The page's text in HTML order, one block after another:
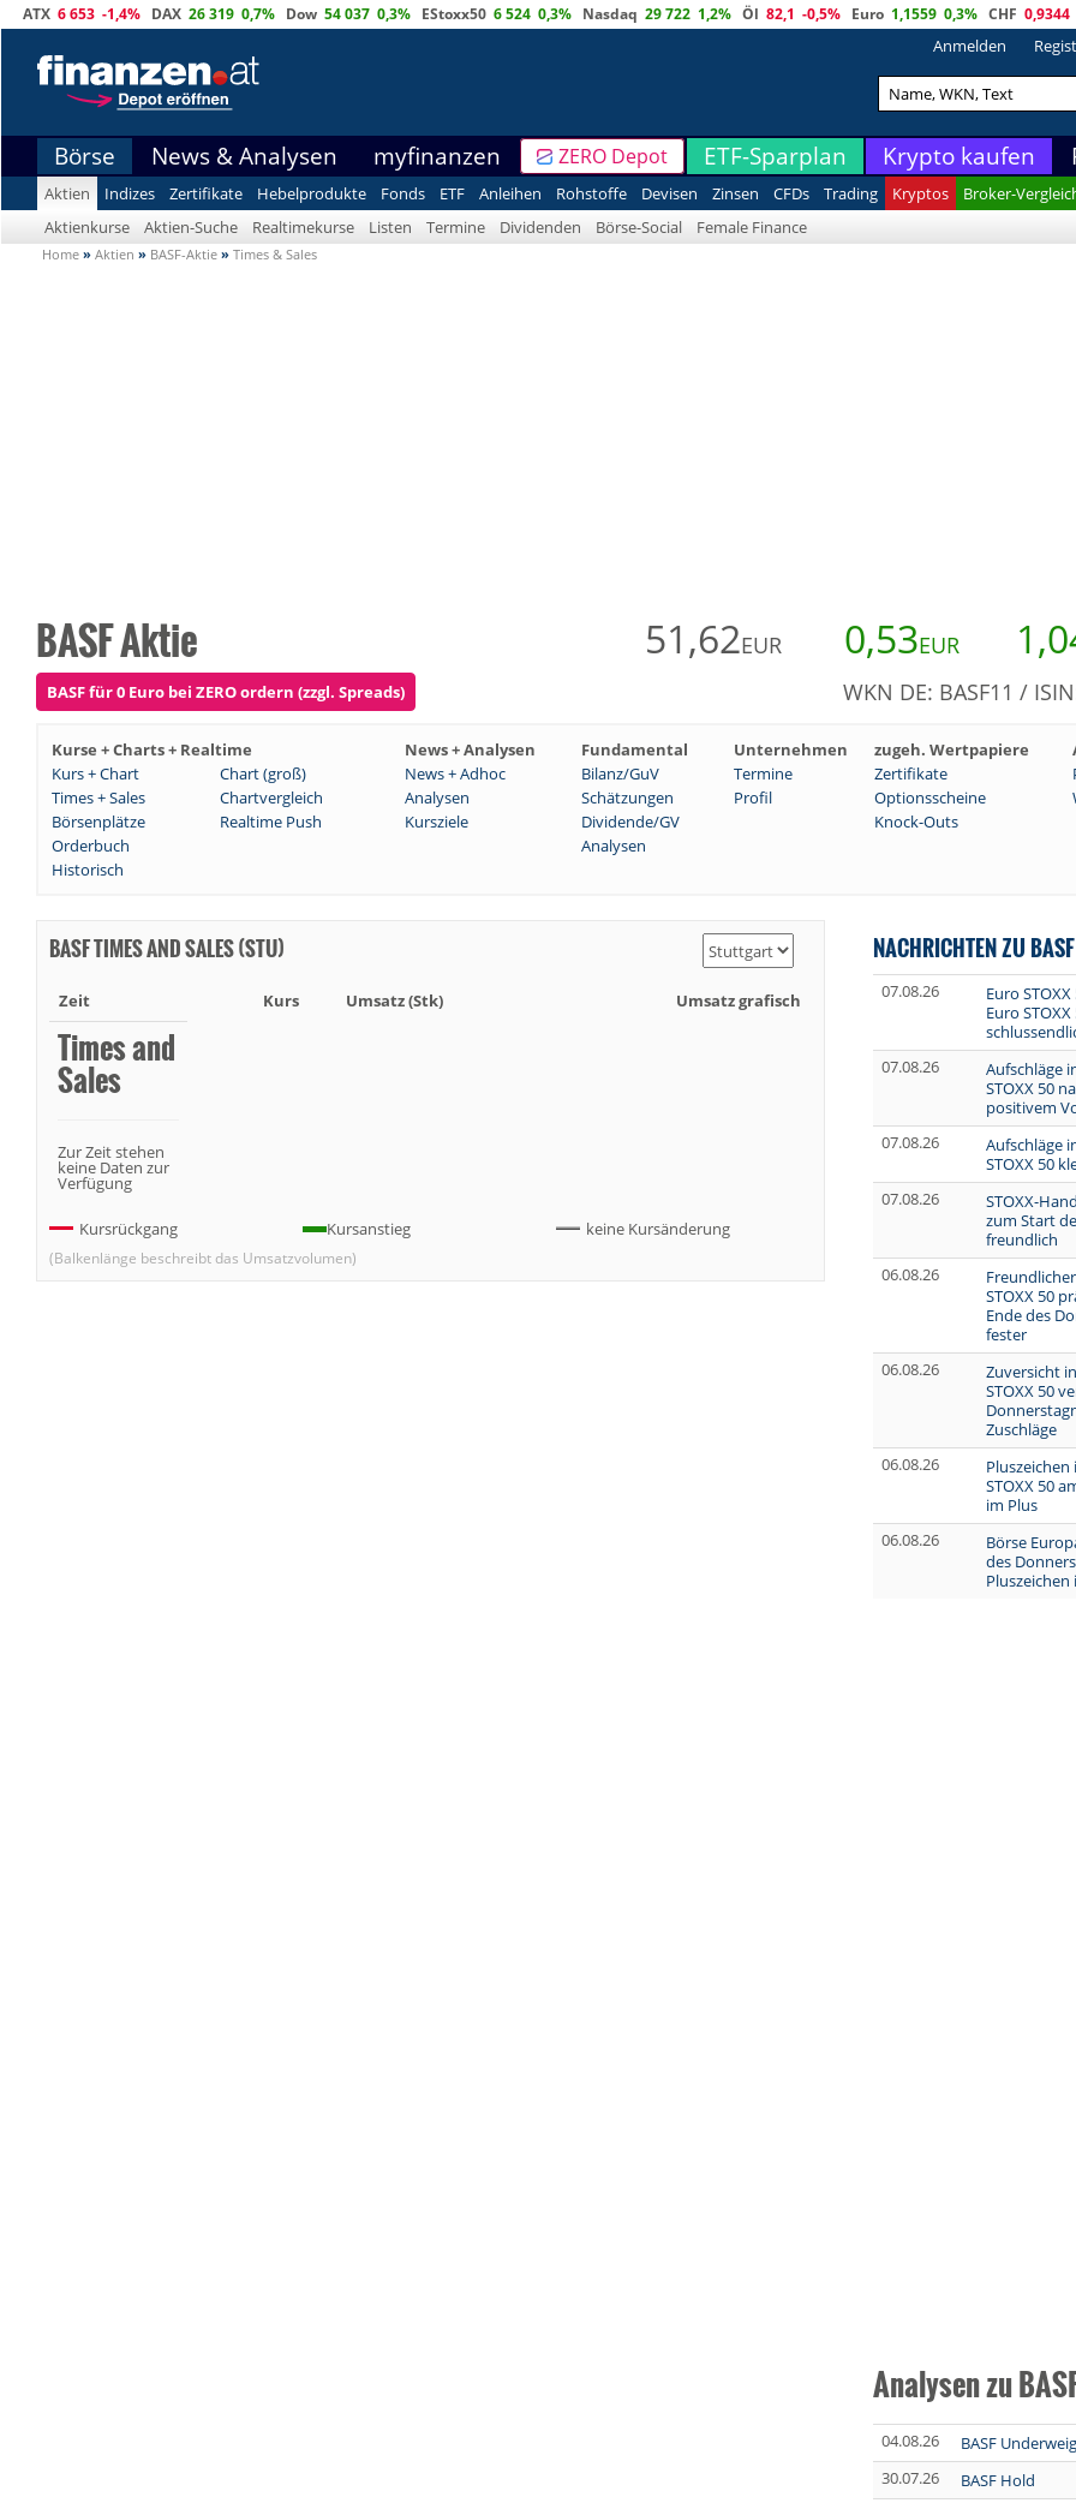
ATX 6 653 -1,4% DAX 26 319 0,7% Dow 54 037 0,3% EStoxx50 6 524 0,3% Nasdaq 29 722 1,2% Öl 82,1 -0,5% Euro 1,1559 0,3% CHF 0,9344
Anmelden
Börse News & Analysen myfinanzen ZERO Depot ETF-Sparplan Krypto kaufen
Aktien Indizes Zertifikate Hebelprodukte Fonds ETF Anleihen Rohstoffe Devisen Zinsen CFDs Trading Kryptos Broker-
Aktienkurse
Aktien-Suche Realtimekurse Listen Termine Dividenden Börse-Social Female Finance
Home » Aktien » BASF-Aktie » Times & Sales
BASF Aktie 51,62EUR 0,53EUR
BASF für 0 Euro bei ZERO ordern (zzgl. Spreads) WKN DE: BASF11 /
Kurse + Charts + Realtime News + Analysen Fundamental Unternehmen zugeh. Wertpapiere
Kurs + Chart
Chart (groß) News + Adhoc Bilanz/GuV Termine Zertifikate
Times + Sales
Chartvergleich Analysen Schätzungen Profil Optionsscheine
Börsenplätze
Realtime Push Kursziele Dividende/GV
Knock-Outs
Orderbuch
Analysen
Historisch
BASF TIMES AND SALES (STU)
Zeit Kurs Umsatz (Stk) Umsatz grafisch
Times and
Sales
Zur Zeit stehen
keine Daten zur
Verfügung
Kursrückgang Kursanstieg keine Kursänderung
(Balkenlänge beschreibt das Umsatzvolumen)
NACHRICHTEN ZU BASF
07.08.26
Euro
Euro
07.08.26
Aufschläge
STOXX 50
positivem
07.08.26
Aufschläge
STOXX 50
07.08.26
STOXX-
zum Start
freundlich
06.08.26
STOXX 50
Ende des
fester
06.08.26
Zuversicht
STOXX 50
Zuschläge
06.08.26
Pluszeichen
STOXX 50
im Plus
06.08.26
Börse
des
Pluszeichen
Analysen zu
04.08.26
BASF
30.07.26
BASF Hold